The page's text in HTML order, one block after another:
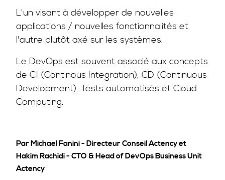
L'un visant à développer de nouvelles
applications / nouvelles fonctionnalités et
l'autre plutôt axé sur les systèmes.
Le DevOps est souvent associé aux concepts
de CI (Continous Integration), CD (Continuous
Development), Tests automatisés et Cloud
Computing.
Par Michael Fanini - Directeur Conseil Actency et
Hakim Rachidi - CTO & Head of DevOps Business Unit
Actency